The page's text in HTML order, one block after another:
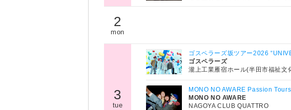
2
mon
3
tue
ゴスペラーズ坂ツアー2026
ゴスペラーズ
瀧上工業雁宿ホール(半田市福祉文
MONO NO AWARE Passion Tours
MONO NO AWARE
NAGOYA CLUB QUATTRO